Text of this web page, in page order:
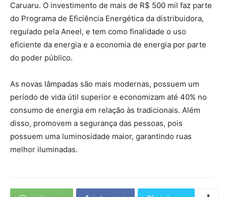
Caruaru. O investimento de mais de R$ 500 mil faz parte
do Programa de Eficiência Energética da distribuidora,
regulado pela Aneel, e tem como finalidade o uso
eficiente da energia e a economia de energia por parte
do poder público.
As novas lâmpadas são mais modernas, possuem um
período de vida útil superior e economizam até 40% no
consumo de energia em relação às tradicionais. Além
disso, promovem a segurança das pessoas, pois
possuem uma luminosidade maior, garantindo ruas
melhor iluminadas.